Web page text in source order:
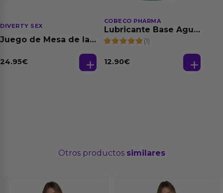
DIVERTY SEX
Juego de Mesa de las
24.95€
COBECO PHARMA
Lubricante Base Agua
100% Natural 125 ml
(1)
12.90€
Otros productos similares